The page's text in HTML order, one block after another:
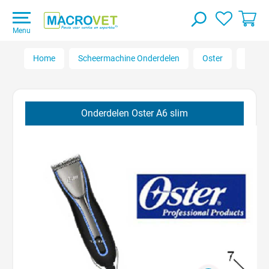
Menu
Home Scheermachine Onderdelen Oster
Onderdelen Oster A6 slim